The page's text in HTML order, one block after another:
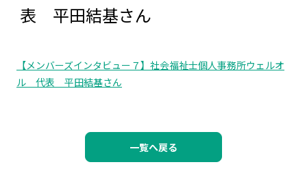
表 平田結基さん
【メンバーズインタビュー７】社会福祉士個人事務所ウェルオ
ル 代表 平田結基さん
一覧へ戻る